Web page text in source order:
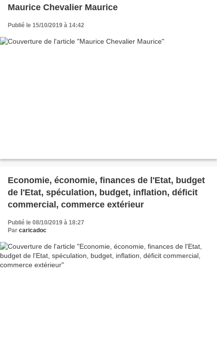
Maurice Chevalier Maurice
Publié le 15/10/2019 à 14:42
Economie, économie, finances de l'Etat, budget
de l'Etat, spéculation, budget, inflation, déficit
commercial, commerce extérieur
Publié le 08/10/2019 à 18:27
Par caricadoc